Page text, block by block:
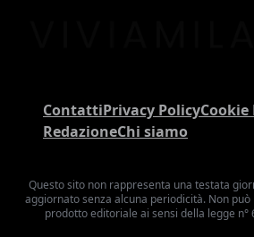
ContattiPrivacy PolicyCookie
RedazioneChi siamo
Questo sito non rappresenta una testata
aggiornato senza alcuna periodicità. Non
prodotto editoriale ai sensi della legge n°